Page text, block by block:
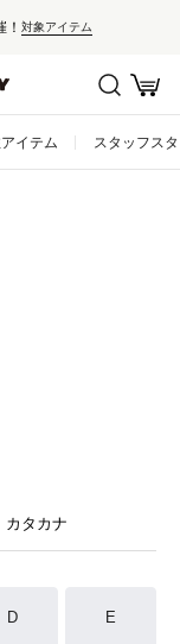
対象アイテム
イテム スタッフス
カタカナ
D E